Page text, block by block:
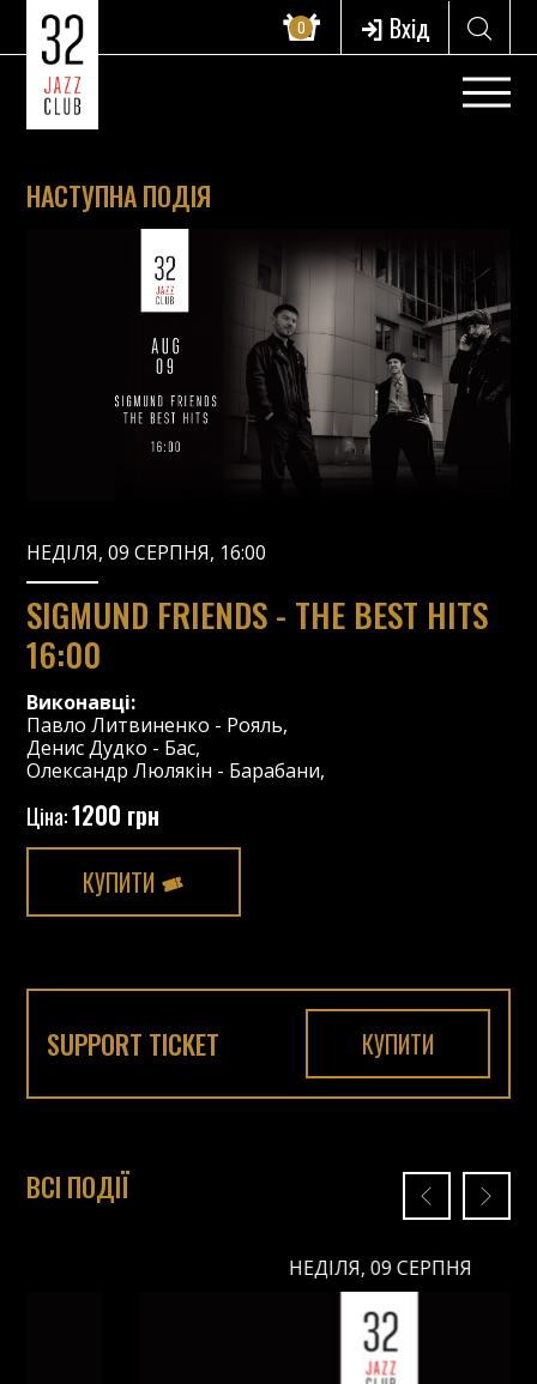
0 Вхід
НАСТУПНА ПОДІЯ
НЕДІЛЯ, 09 СЕРПНЯ, 16:00
SIGMUND FRIENDS - THE BEST HITS
16:00
Виконавці:
Павло Литвиненко - Рояль,
Денис Дудко - Бас,
Олександр Люлякін - Барабани,
Ціна:1200 грн
КУПИТИ
SUPPORT TICKET КУПИТИ
ВСІ ПОДІЇ
НЕДІЛЯ, 09 СЕРПНЯ